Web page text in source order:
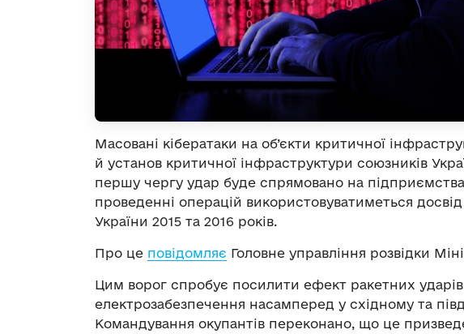
Масовані кібератаки на об’єкти критичної
й установ критичної інфраструктури союзників
першу чергу удар буде спрямовано на підприємства
проведенні операцій використовуватиметься
України 2015 та 2016 років.
Про це повідомляє Головне управління розвідки
Цим ворог спробує посилити ефект ракетних ударів
електрозабезпечення насамперед у східному та
Командування окупантів переконано, що це